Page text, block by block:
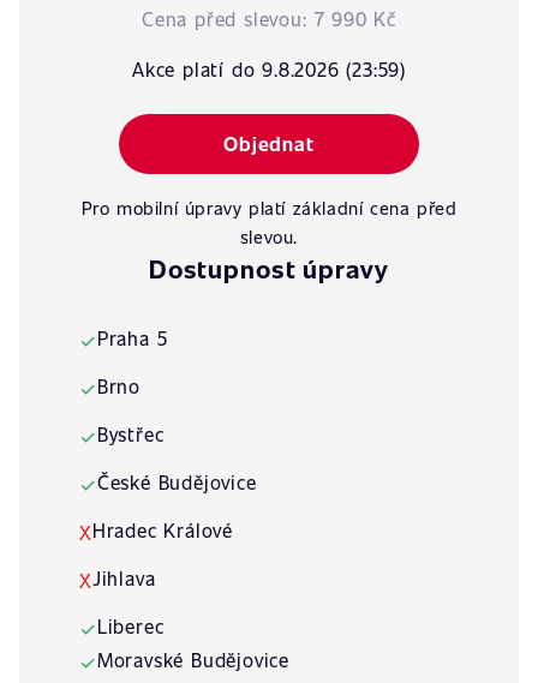
Cena před slevou: 7 990 Kč
Akce platí do 9.8.2026 (23:59)
Objednat
Pro mobilní úpravy platí základní cena před
slevou.
Dostupnost úpravy
✓Praha 5
✓Brno
✓Bystřec
✓České Budějovice
XHradec Králové
XJihlava
✓Liberec
✓Moravské Budějovice